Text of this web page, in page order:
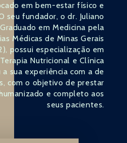
em bem-estar físico e
seu fundador, o dr. Juliano
em Medicina pela
Médicas de Minas Gerais
possui especialização em
Nutricional e Clínica
a sua experiência com a de
com o objetivo de prestar
e completo aos
seus pacientes.